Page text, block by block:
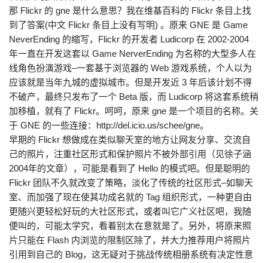
那 Flickr 的 gne 是什么意思？我在维基百科的 Flickr 条目上找
到了答案(中文 Flickr 条目上没有写明) 。原来 GNE 是 Game
NeverEnding 的缩写，Flickr 的开发者 Ludicorp 在 2002-2004
年一直在开发这套以 Game NerverEnding 为名称的大型多人在
线角色扮演游戏–一套基于浏览器的 Web 游戏系统，个人以为
应该就是当年九城的虚拟城市。但是开发近 3 年后该计划不得
不破产，最终只发布了一个 Beta 版，而 Ludicorp 将这套系统稍
加移植，就有了 Flickr。呵呵，原来 gne 是一个项目的名称。关
于 GNE 的一些连接：http://del.icio.us/schee/gne。
早期的 Flickr 想做成在类似聊天室的地方让网友分享、交流自
己的照片，注重社区形式和保护照片不被外部引用（见徐子涵
2004年的文章），可能是看到了 Hello 的模式吧。但是聪明的
Flickr 团队不久就改变了策略，淡化了传统的社区形式–如聊天
室、而加强了现在使其功成名就的 Tag 组织形式，一种更自由
更随兴更轻松好玩的大社区形式，或者叫它广义社区吧，我随
便叫的，可能太学究，看着别太在意就是了。另外，将原来照
片只能在 Flash 内浏览的限制区除了，并大力推荐用户将照片
引用到自己的 Blog，这无疑对于挑战传统相册系统有决定性意